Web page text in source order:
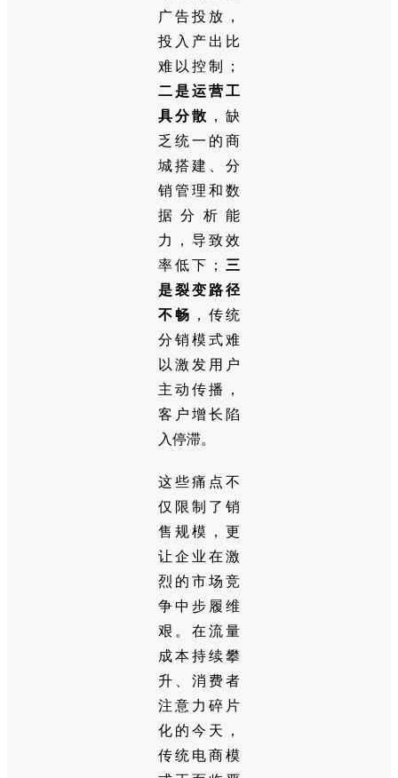
广告投放，
投入产出比
难以控制；
二是运营工
具分散 ，缺
乏统一的商
城搭建、分
销管理和数
据分析能
力，导致效
率低下；
三
是裂变路径
不畅 ，传统
分销模式难
以激发用户
主动传播，
客户增长陷
入停滞。
这些痛点不
仅限制了销
售规模，更
让企业在激
烈的市场竞
争中步履维
艰。在流量
成本持续攀
升、消费者
注意力碎片
化的今天，
传统电商模